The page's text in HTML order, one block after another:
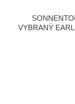
VYBRANÝ